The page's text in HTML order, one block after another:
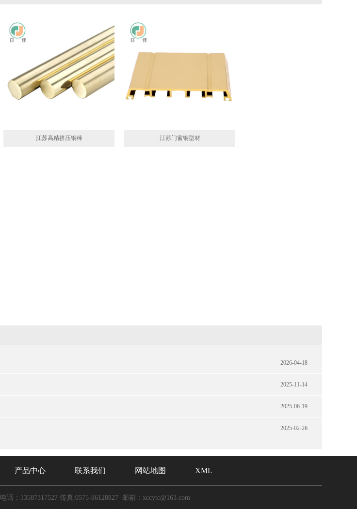
江苏高精挤压铜棒 江苏门窗铜型材
2026-04-18
2025-11-14
2025-06-19
2025-02-26
产品中心 联系我们 网站地图 XML
电话：13587317527 传真:0575-86128827 邮箱：xccytc@163.com